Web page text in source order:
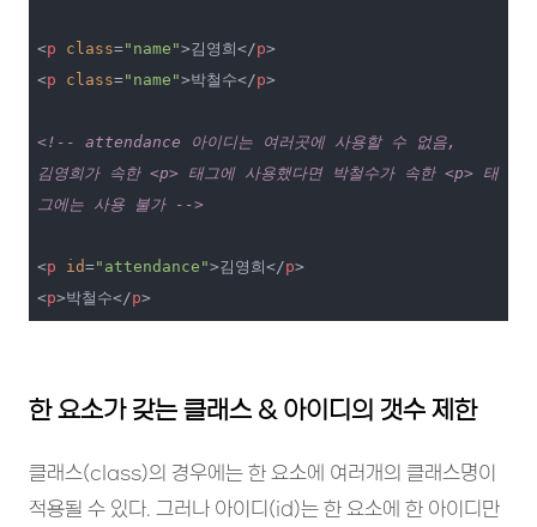
<p class="name">김영희</p>
<p class="name">박철수</p>
<!-- attendance 아이디는 여러곳에 사용할 수 없음,
김영희가 속한 <p> 태그에 사용했다면 박철수가 속한 <p> 태
그에는 사용 불가 -->
<p id="attendance">김영희</p>
<p>박철수</p>
한 요소가 갖는 클래스 & 아이디의 갯수 제한
클래스(class)의 경우에는 한 요소에 여러개의 클래스명이
적용될 수 있다. 그러나 아이디(id)는 한 요소에 한 아이디만